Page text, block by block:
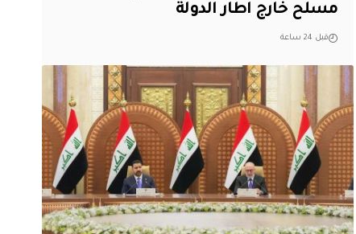
مسلح خارج اطار الدولة
قبل 24 ساعة